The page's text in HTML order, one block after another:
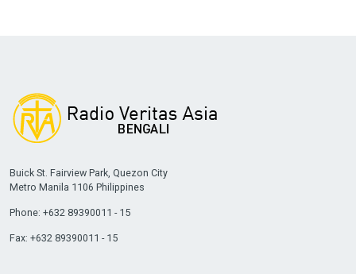
Buick St. Fairview Park, Quezon City
Metro Manila 1106 Philippines
Phone: +632 89390011 - 15
Fax: +632 89390011 - 15